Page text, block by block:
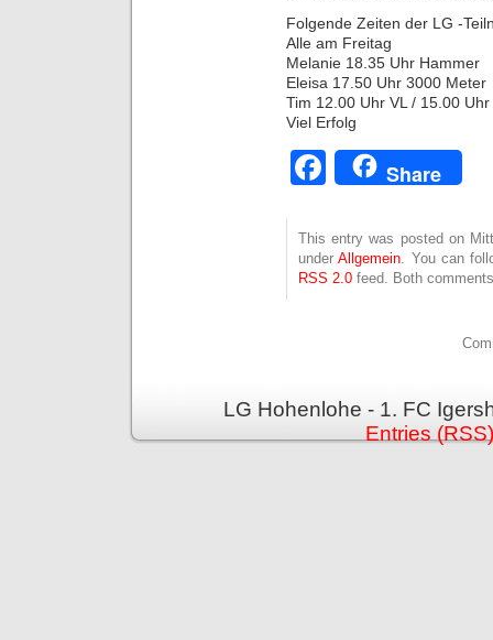
Folgende Zeiten der LG -
Alle am Freitag
Melanie 18.35 Uhr Hammer
Eleisa 17.50 Uhr 3000 Meter
Tim 12.00 Uhr VL / 15.00
Viel Erfolg
Facebook
Share
This entry was posted on
underAllgemein. You can
RSS 2.0 feed. Both
LG Hohenlohe - 1. FC
Entries (RSS)